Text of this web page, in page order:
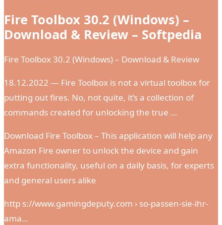
Fire Toolbox 30.2 (Windows) –
Download & Review – Softpedia
Fire Toolbox 30.2 (Windows) – Download & Review
18.12.2022 — Fire Toolbox is not a virtual toolbox for
putting out fires. No, not quite, it’s a collection of
commands created for unlocking the true …
Download Fire Toolbox – This application will help any
Amazon Fire owner to unlock the device and gain
extra functionality, useful on a daily basis, for experts
and general users alike
http s://www.gamingdeputy.com › so-passen-sie-ihr-
ama…